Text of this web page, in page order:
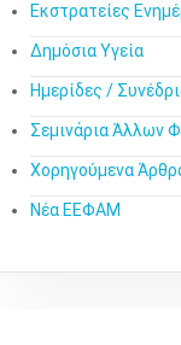
Εκστρατείες
Δημόσια Υγεία
Ημερίδες /
Σεμινάρια Άλλων
Χορηγούμενα
Νέα ΕΕΦΑΜ